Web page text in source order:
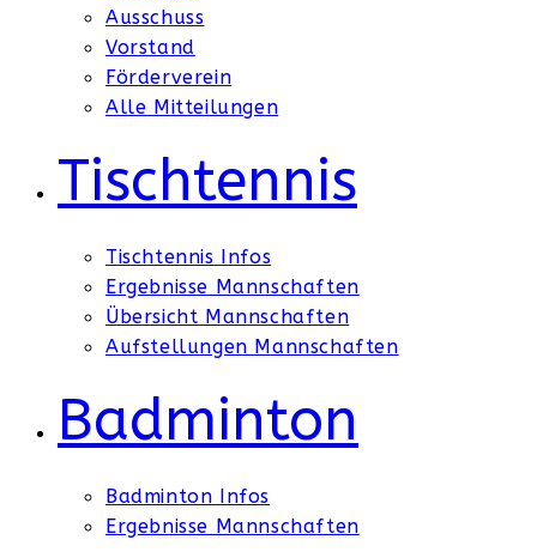
Ausschuss
Vorstand
Förderverein
Alle Mitteilungen
Tischtennis
Tischtennis Infos
Ergebnisse Mannschaften
Übersicht Mannschaften
Aufstellungen Mannschaften
Badminton
Badminton Infos
Ergebnisse Mannschaften